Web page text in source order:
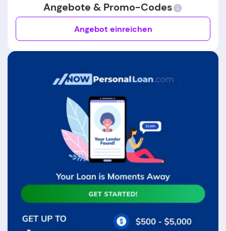
Angebote & Promo-Codes
Angebot einreichen